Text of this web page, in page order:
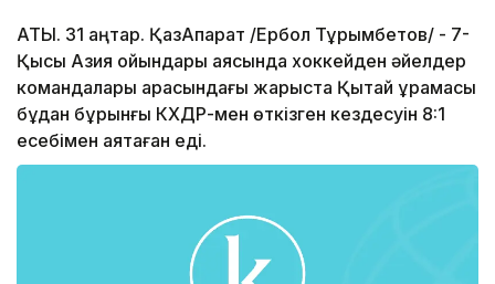
АТЫ. 31 қаңтар. ҚазАқпарат /Ербол Тұрымбетов/ - 7-
Қысқы Азия ойындары аясында хоккейден әйелдер
командалары арасындағы жарыста Қытай құрамасы
бұдан бұрынғы КХДР-мен өткізген кездесуін 8:1
есебімен аяқтаған еді.